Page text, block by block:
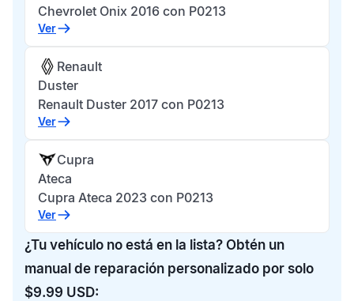
Chevrolet Onix 2016 con P0213
Ver
Renault
Duster
Renault Duster 2017 con P0213
Ver
Cupra
Ateca
Cupra Ateca 2023 con P0213
Ver
¿Tu vehículo no está en la lista? Obtén un
manual de reparación personalizado por solo
$9.99 USD: